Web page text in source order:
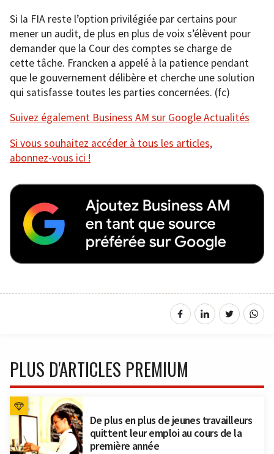
Si la FIA reste l’option privilégiée par certains pour
mener un audit, de plus en plus de voix s’élèvent pour
demander que la Cour des comptes se charge de
cette tâche. Francken a appelé à la patience pendant
que le gouvernement délibère et cherche une solution
qui satisfasse toutes les parties concernées. (fc)
Suivez également Business AM sur Google Actualités
Si vous souhaitez accéder à tous les articles,
abonnez-vous ici !
PLUS D'ARTICLES PREMIUM
De plus en plus de jeunes travailleurs
quittent leur emploi au cours de la
première année